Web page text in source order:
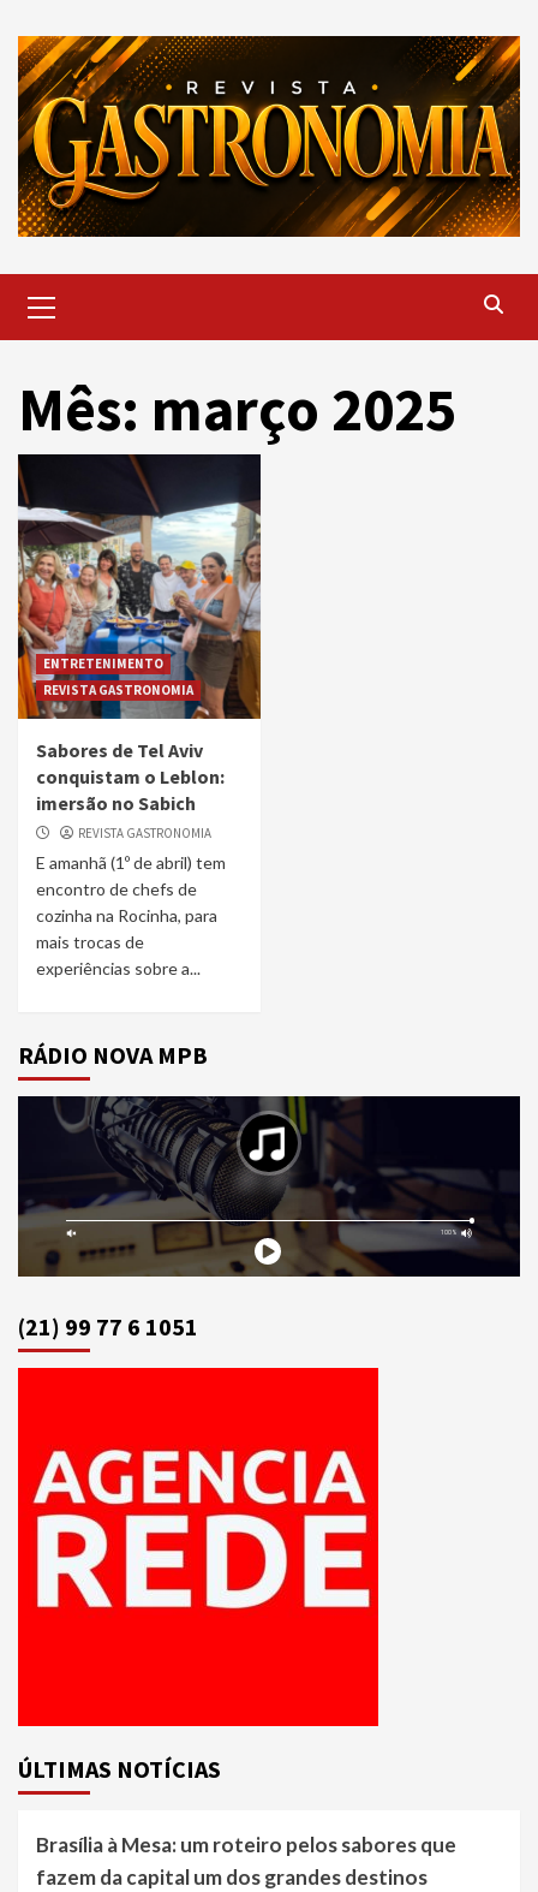
content
Menu
Mês: março 2025
ENTRETENIMENTO
REVISTA GASTRONOMIA
Sabores de Tel Aviv
conquistam o Leblon:
imersão no Sabich
REVISTA GASTRONOMIA
E amanhã (1º de abril) tem
encontro de chefs de
cozinha na Rocinha, para
mais trocas de
experiências sobre a...
RÁDIO NOVA MPB
(21) 99 77 6 1051
ÚLTIMAS NOTÍCIAS
Brasília à Mesa: um roteiro pelos sabores que
fazem da capital um dos grandes destinos